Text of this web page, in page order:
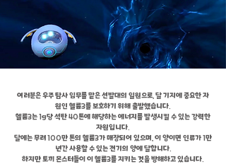
여러분은 우주 탐사 임무를 맡은 선발대의 일원으로, 달 기지에 중요한 자
원인 헬륨3를 보호하기 위해 출발했습니다.
헬륨3는 1g당 석탄 40톤에 해당하는 에너지를 발생시킬 수 있는 강력한
자원입니다.
달에는 무려 100만 톤의 헬륨3가 매장되어 있으며, 이 양이면 인류가 1만
년간 사용할 수 있는 전기의 양에 달합니다.
하지만 토끼 몬스터들이 이 헬륨3를 지키는 것을 방해하고 있습니다.